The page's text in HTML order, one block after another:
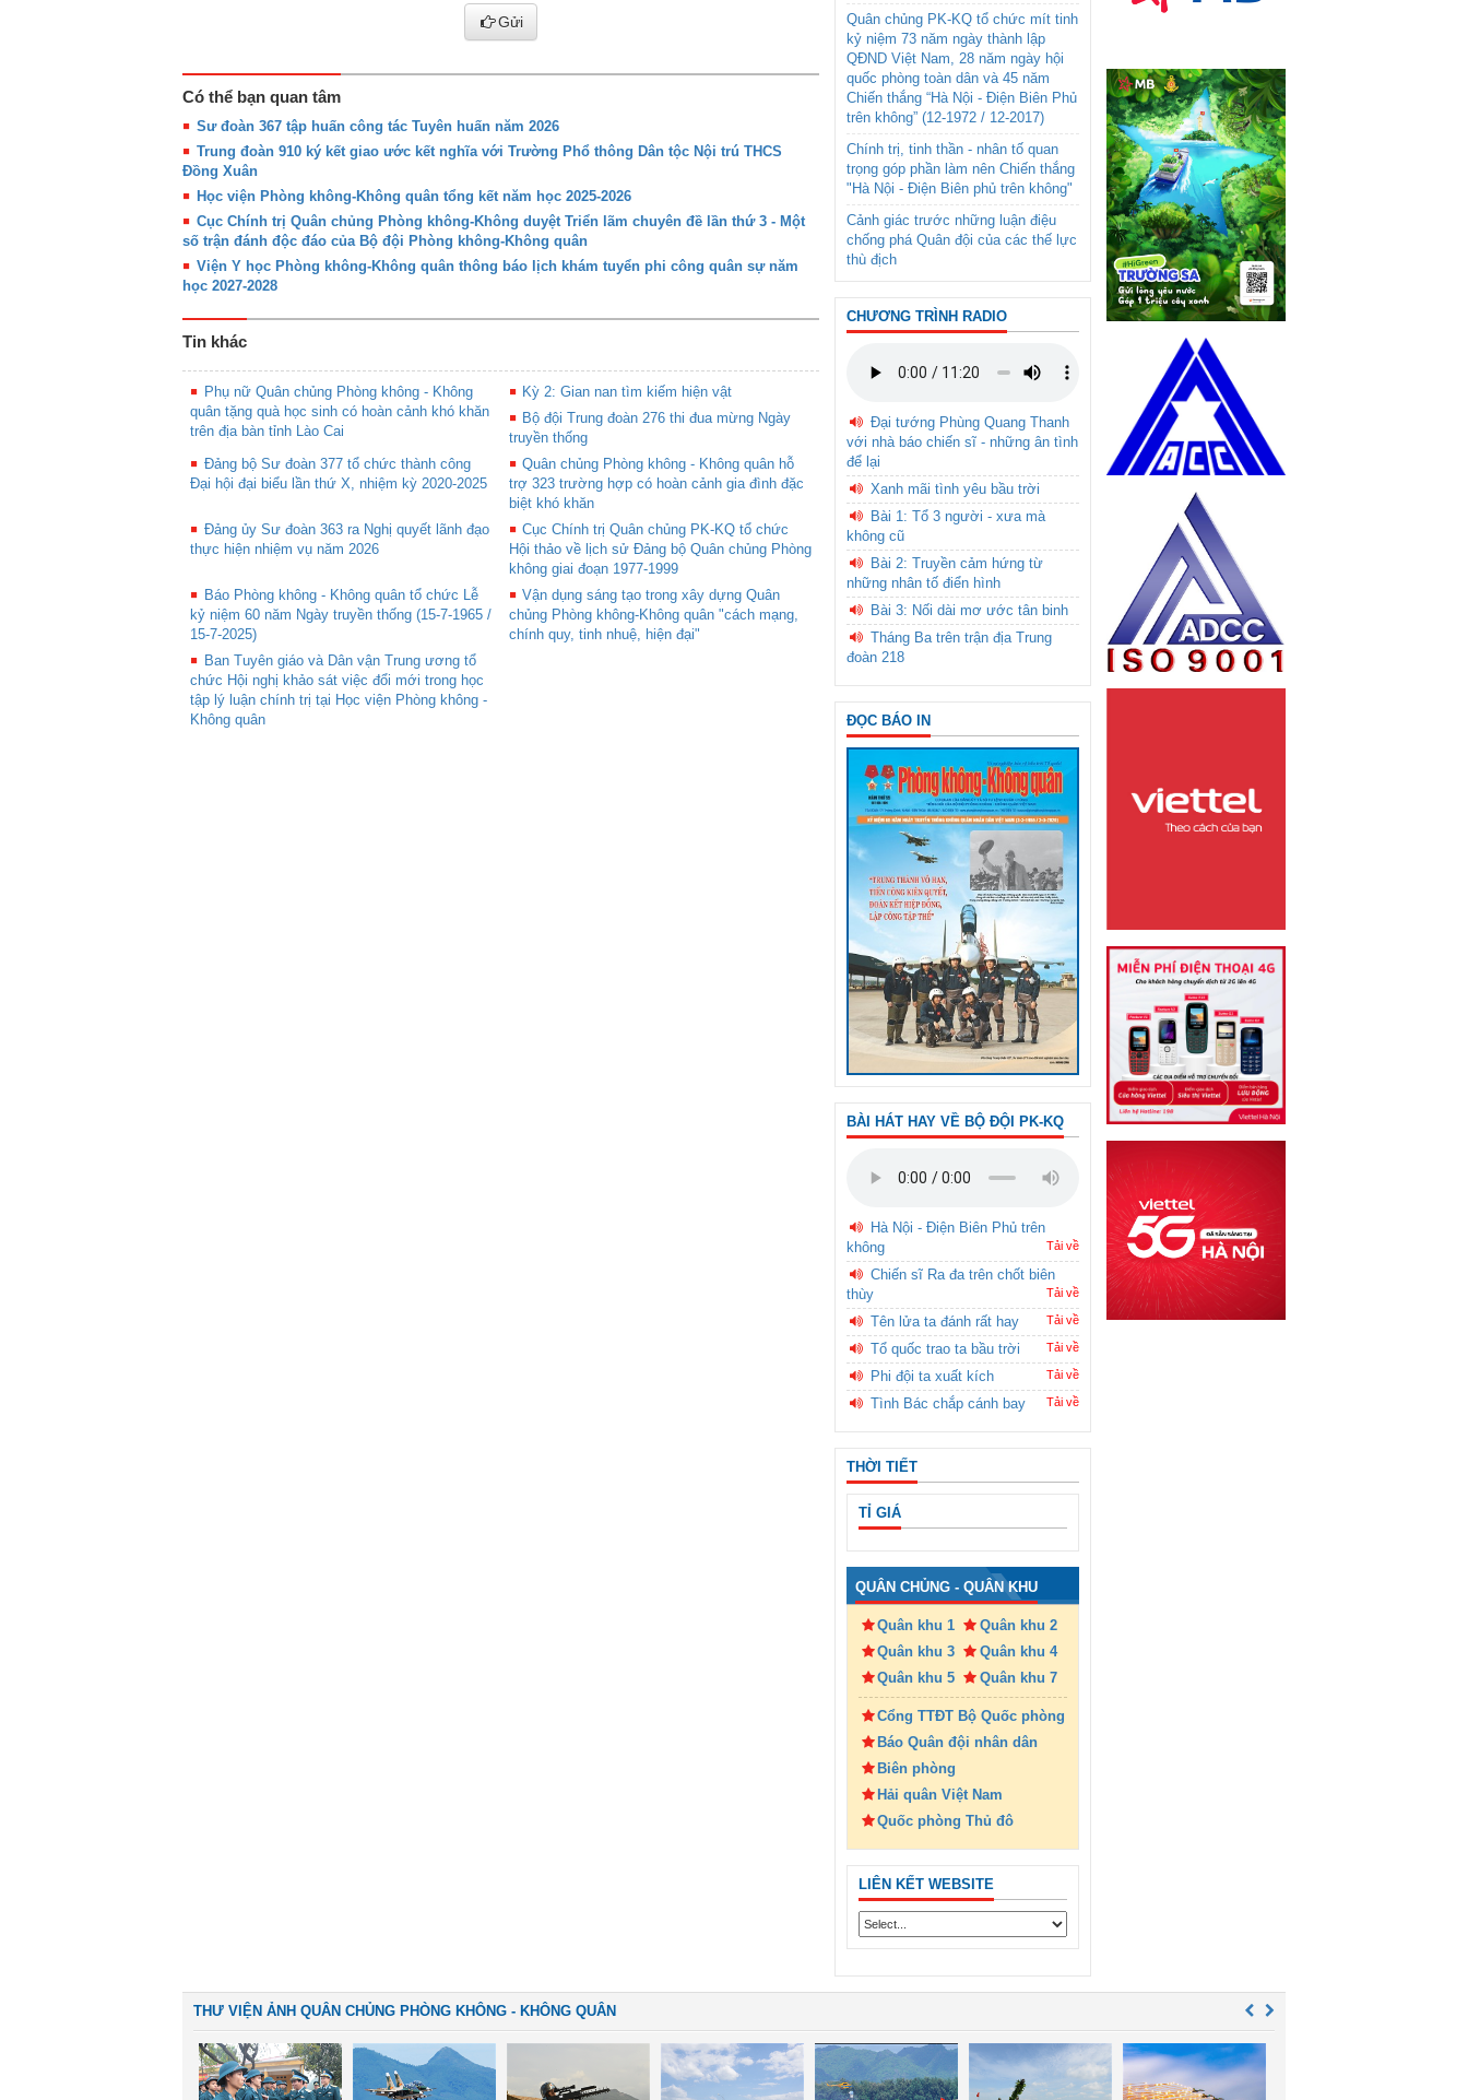
Gửi
Có thể bạn quan tâm
Sư đoàn 367 tập huấn công tác Tuyên huấn năm 2026
Trung đoàn 910 ký kết giao ước kết nghĩa với Trường Phổ thông Dân tộc Nội trú THCS
Đồng Xuân
Học viện Phòng không-Không quân tổng kết năm học 2025-2026
Cục Chính trị Quân chủng Phòng không-Không duyệt Triển lãm chuyên đề lần thứ 3 - Một
số trận đánh độc đáo của Bộ đội Phòng không-Không quân
Viện Y học Phòng không-Không quân thông báo lịch khám tuyển phi công quân sự năm
học 2027-2028
Tin khác
Phụ nữ Quân chủng Phòng không - Không
quân tặng quà học sinh có hoàn cảnh khó khăn
trên địa bàn tỉnh Lào Cai
Kỳ 2: Gian nan tìm kiếm hiện vật
Bộ đội Trung đoàn 276 thi đua mừng Ngày
truyền thống
Đảng bộ Sư đoàn 377 tổ chức thành công
Đại hội đại biểu lần thứ X, nhiệm kỳ 2020-2025
Quân chủng Phòng không - Không quân hỗ
trợ 323 trường hợp có hoàn cảnh gia đình đặc
biệt khó khăn
Đảng ủy Sư đoàn 363 ra Nghị quyết lãnh đạo
thực hiện nhiệm vụ năm 2026
Cục Chính trị Quân chủng PK-KQ tổ chức
Hội thảo về lịch sử Đảng bộ Quân chủng Phòng
không giai đoạn 1977-1999
Báo Phòng không - Không quân tổ chức Lễ
kỷ niệm 60 năm Ngày truyền thống (15-7-1965 /
15-7-2025)
Vận dụng sáng tạo trong xây dựng Quân
chủng Phòng không-Không quân "cách mạng,
chính quy, tinh nhuệ, hiện đại"
Ban Tuyên giáo và Dân vận Trung ương tổ
chức Hội nghị khảo sát việc đổi mới trong học
tập lý luận chính trị tại Học viện Phòng không -
Không quân
Quân chủng PK-KQ tổ chức mít tinh
kỷ niệm 73 năm ngày thành lập
QĐND Việt Nam, 28 năm ngày hội
quốc phòng toàn dân và 45 năm
Chiến thắng “Hà Nội - Điện Biên Phủ
trên không” (12-1972 / 12-2017)
Chính trị, tinh thần - nhân tố quan
trọng góp phần làm nên Chiến thắng
"Hà Nội - Điện Biên phủ trên không"
Cảnh giác trước những luận điệu
chống phá Quân đội của các thế lực
thù địch
CHƯƠNG TRÌNH RADIO
Đại tướng Phùng Quang Thanh
với nhà báo chiến sĩ - những ân tình
để lại
Xanh mãi tình yêu bầu trời
Bài 1: Tổ 3 người - xưa mà
không cũ
Bài 2: Truyền cảm hứng từ
những nhân tố điển hình
Bài 3: Nối dài mơ ước tân binh
Tháng Ba trên trận địa Trung
đoàn 218
ĐỌC BÁO IN
BÀI HÁT HAY VỀ BỘ ĐỘI PK-KQ
Hà Nội - Điện Biên Phủ trên
không
Tải về
Chiến sĩ Ra đa trên chốt biên
thùy
Tải về
Tên lửa ta đánh rất hay Tải về
Tổ quốc trao ta bầu trời Tải về
Phi đội ta xuất kích Tải về
Tình Bác chắp cánh bay Tải về
THỜI TIẾT
TỈ GIÁ
QUÂN CHỦNG - QUÂN KHU
Quân khu 1
Quân khu 2
Quân khu 3
Quân khu 4
Quân khu 5
Quân khu 7
Cổng TTĐT Bộ Quốc phòng
Báo Quân đội nhân dân
Biên phòng
Hải quân Việt Nam
Quốc phòng Thủ đô
LIÊN KẾT WEBSITE
THƯ VIỆN ẢNH QUÂN CHỦNG PHÒNG KHÔNG - KHÔNG QUÂN